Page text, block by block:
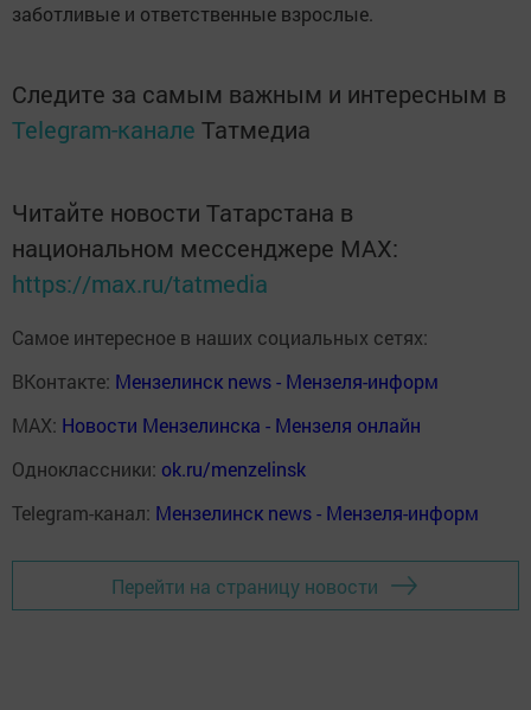
заботливые и ответственные взрослые.
Следите за самым важным и интересным в
Telegram-канале Татмедиа
Читайте новости Татарстана в
национальном мессенджере MАХ:
https://max.ru/tatmedia
Самое интересное в наших социальных сетях:
ВКонтакте: Мензелинск news - Мензеля-информ
MAX: Новости Мензелинска - Мензеля онлайн
Одноклассники: ok.ru/menzelinsk
Telegram-канал: Мензелинск news - Мензеля-информ
Перейти на страницу новости